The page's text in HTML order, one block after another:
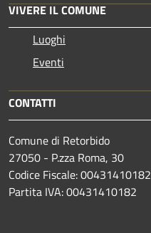
VIVERE IL COMUNE
Luoghi
Eventi
CONTATTI
Comune di Retorbido
27050 - P.zza Roma, 30
Codice Fiscale: 00431410182
Partita IVA: 00431410182